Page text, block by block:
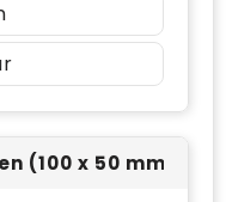
(100 x 50 mm)